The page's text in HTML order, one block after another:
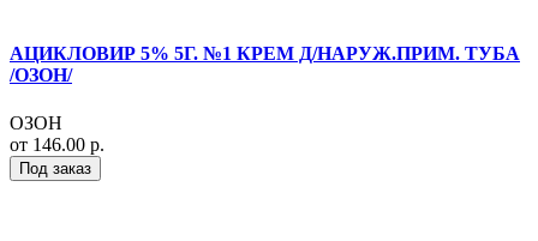
АЦИКЛОВИР 5% 5Г. №1 КРЕМ Д/НАРУЖ.ПРИМ. ТУБА
/ОЗОН/
ОЗОН
от 146.00 р.
Под заказ